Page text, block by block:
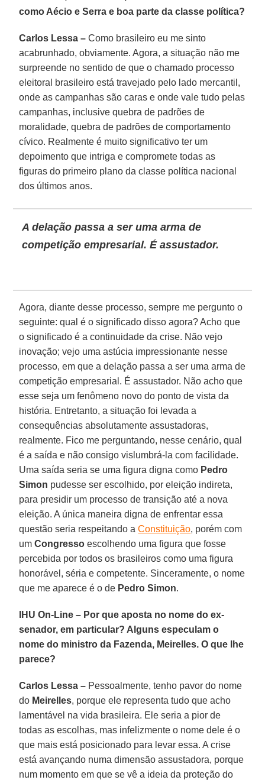
como Aécio e Serra e boa parte da classe política?
Carlos Lessa – Como brasileiro eu me sinto
acabrunhado, obviamente. Agora, a situação não me
surpreende no sentido de que o chamado processo
eleitoral brasileiro está travejado pelo lado mercantil,
onde as campanhas são caras e onde vale tudo pelas
campanhas, inclusive quebra de padrões de
moralidade, quebra de padrões de comportamento
cívico. Realmente é muito significativo ter um
depoimento que intriga e compromete todas as
figuras do primeiro plano da classe política nacional
dos últimos anos.
A delação passa a ser uma arma de
competição empresarial. É assustador.
Agora, diante desse processo, sempre me pergunto o
seguinte: qual é o significado disso agora? Acho que
o significado é a continuidade da crise. Não vejo
inovação; vejo uma astúcia impressionante nesse
processo, em que a delação passa a ser uma arma de
competição empresarial. É assustador. Não acho que
esse seja um fenômeno novo do ponto de vista da
história. Entretanto, a situação foi levada a
consequências absolutamente assustadoras,
realmente. Fico me perguntando, nesse cenário, qual
é a saída e não consigo vislumbrá-la com facilidade.
Uma saída seria se uma figura digna como Pedro
Simon pudesse ser escolhido, por eleição indireta,
para presidir um processo de transição até a nova
eleição. A única maneira digna de enfrentar essa
questão seria respeitando aConstituição, porém com
umCongresso escolhendo uma figura que fosse
percebida por todos os brasileiros como uma figura
honorável, séria e competente. Sinceramente, o nome
que me aparece é o de Pedro Simon.
IHU On-Line – Por que aposta no nome do ex-
senador, em particular? Alguns especulam o
nome do ministro da Fazenda, Meirelles. O que lhe
parece?
Carlos Lessa – Pessoalmente, tenho pavor do nome
do Meirelles, porque ele representa tudo que acho
lamentável na vida brasileira. Ele seria a pior de
todas as escolhas, mas infelizmente o nome dele é o
que mais está posicionado para levar essa. A crise
está avançando numa dimensão assustadora, porque
num momento em que se vê a ideia da proteção do